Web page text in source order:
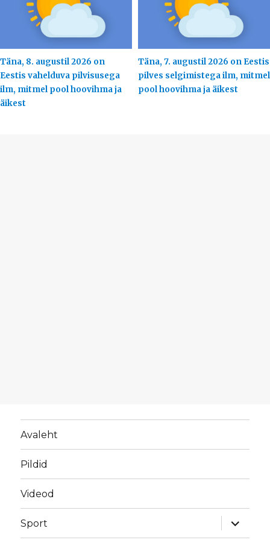
Täna, 8. augustil 2026 on
Eestis vahelduva pilvisusega
ilm, mitmel pool hoovihma ja
äikest
Täna, 7. augustil 2026 on Eestis
pilves selgimistega ilm, mitmel
pool hoovihma ja äikest
Avaleht
Pildid
Videod
Sport
laienda